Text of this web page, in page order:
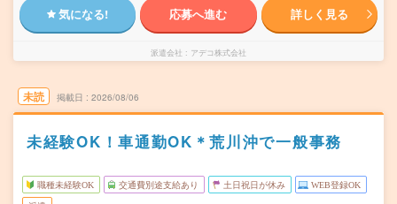
気になる! 応募へ進む 詳しく見る
派遣会社 アデコ株式会社
未読 掲載日 2026/08/06
未経験OK！車通勤OK＊荒川沖で一般事務
職種未経験OK 交通費別途支給あり 土日祝日が休み WEB登録OK